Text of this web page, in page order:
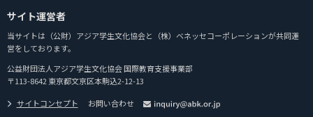
サイト運営者
当サイトは（公財）アジア学生文化協会と（株）ベネッセコーポレーションが共同運
営をしております。
公益財団法人アジア学生文化協会 国際教育支援事業部
〒113-8642 東京都文京区本駒込2-12-13
サイトコンセプト
お問い合わせ